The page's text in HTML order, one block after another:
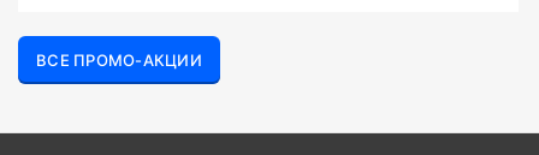
ВСЕ ПРОМО-АКЦИИ